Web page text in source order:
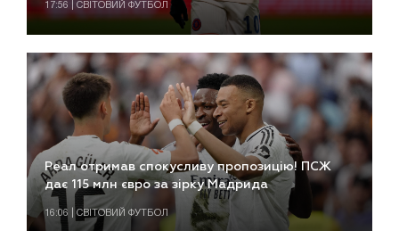
17:56 | СВІТОВИЙ ФУТБОЛ
Реал отримав спокусливу пропозицію! ПСЖ
дає 115 млн євро за зірку Мадрида
16:06 | СВІТОВИЙ ФУТБОЛ